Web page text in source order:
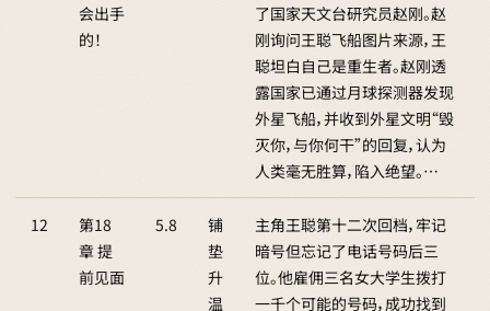
会出手
的！
了国家天文台研究员赵刚。赵
刚询问王聪飞船图片来源，王
聪坦白自己是重生者。赵刚透
露国家已通过月球探测器发现
外星飞船，并收到外星文明“毁
灭你，与你何干”的回复，认为
人类毫无胜算，陷入绝望。…
12
第18
章 提
前见面
5.8
铺
垫
升
温
主角王聪第十二次回档，牢记
暗号但忘记了电话号码后三
位。他雇佣三名女大学生拨打
一千个可能的号码，成功找到